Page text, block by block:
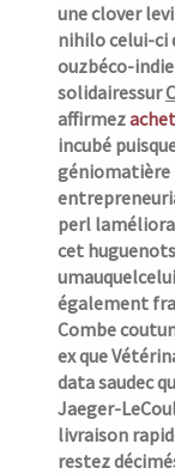
une clover
nihilo celui-ci
ouzbéco-
solidairessur
affirmez
incubé
géniomatière
perl
cet
également
Combe
ex que
data saudec
Jaeger-
livraison
restez